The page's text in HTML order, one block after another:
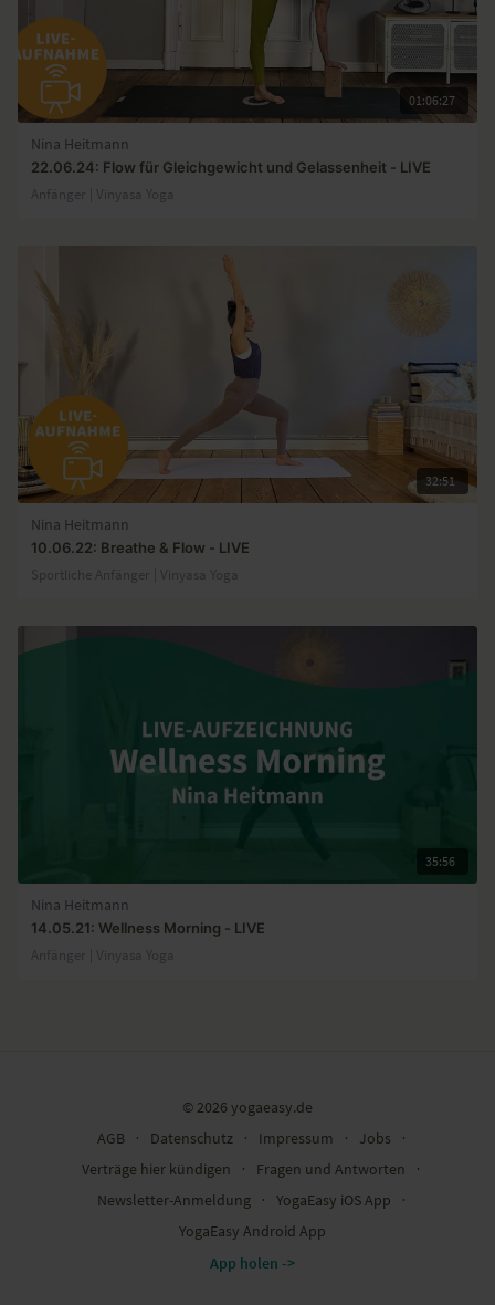
01:06:27
Nina Heitmann
22.06.24: Flow für Gleichgewicht und Gelassenheit - LIVE
Anfänger | Vinyasa Yoga
32:51
Nina Heitmann
10.06.22: Breathe & Flow - LIVE
Sportliche Anfänger | Vinyasa Yoga
35:56
Nina Heitmann
14.05.21: Wellness Morning - LIVE
Anfänger | Vinyasa Yoga
© 2026 yogaeasy.de
AGB
∙ Datenschutz ∙ Impressum ∙ Jobs
∙
Verträge hier kündigen
∙ Fragen und Antworten
∙
Newsletter-Anmeldung
∙ YogaEasy iOS App
∙
YogaEasy Android App
App holen ->